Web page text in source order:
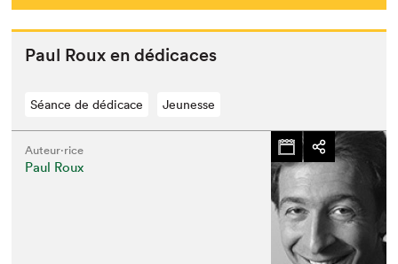
Paul Roux en dédicaces
Séance de dédicace Jeunesse
Auteur·rice
Paul Roux